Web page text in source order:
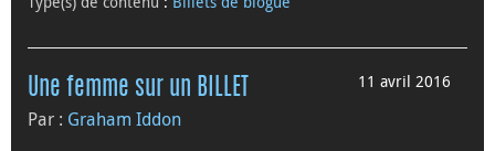
11 avril 2016
Une femme sur un BILLET
Par : Graham Iddon